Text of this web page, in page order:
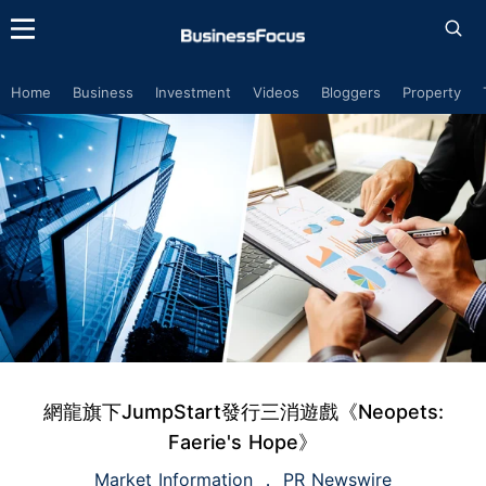
Home Business Investment Videos Bloggers Property
網龍旗下JumpStart發行三消遊戲《Neopets:
Faerie's Hope》
Market Information PR Newswire